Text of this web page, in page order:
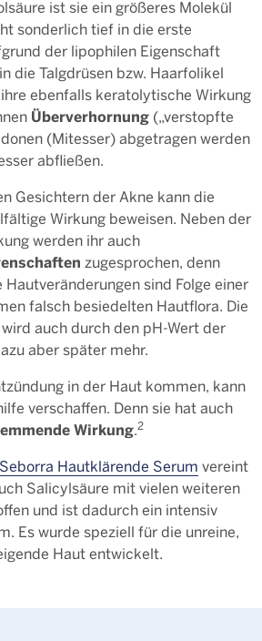
ist sie ein größeres Molekül
sonderlich tief in die erste
der lipophilen Eigenschaft
die Talgdrüsen bzw. Haarfolikel
ebenfalls keratolytische Wirkung
Überverhornung („verstopfte
(Mitesser) abgetragen werden
abfließen.
Gesichtern der Akne kann die
Wirkung beweisen. Neben der
werden ihr auch
zugesprochen, denn
sind Folge einer
falsch besiedelten Hautflora. Die
auch durch den pH-Wert der
aber später mehr.
in der Haut kommen, kann
verschaffen. Denn sie hat auch
Wirkung.2
Hautklärende Serum vereint
Salicylsäure mit vielen weiteren
und ist dadurch ein intensiv
Es wurde speziell für die unreine,
Haut entwickelt.